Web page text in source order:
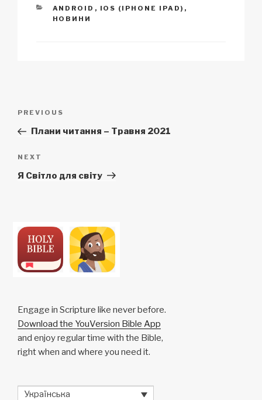
CATEGORIES
ANDROID , IOS (IPHONE IPAD) ,
НОВИНИ
Previous
Post
PREVIOUS
Плани читання – Травня 2021
Next
Post
NEXT
Я Світло для світу
Engage in Scripture like never before.
Download the YouVersion Bible App
and enjoy regular time with the Bible,
right when and where you need it.
Українська